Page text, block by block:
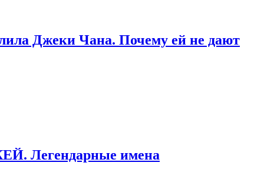
Джеки Чана. Почему ей не дают
Легендарные имена